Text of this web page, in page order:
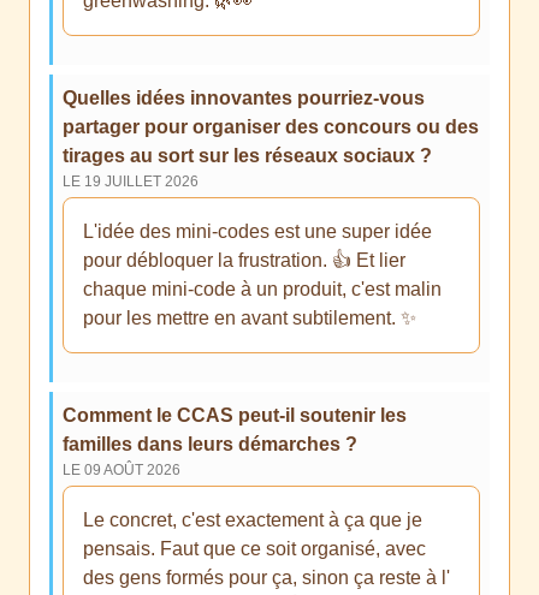
Quelles idées innovantes pourriez-vous
partager pour organiser des concours ou des
tirages au sort sur les réseaux sociaux ?
LE 19 JUILLET 2026
L'idée des mini-codes est une super idée
pour débloquer la frustration. 👍 Et lier
chaque mini-code à un produit, c'est malin
pour les mettre en avant subtilement. ✨
Comment le CCAS peut-il soutenir les
familles dans leurs démarches ?
LE 09 AOÛT 2026
Le concret, c'est exactement à ça que je
pensais. Faut que ce soit organisé, avec
des gens formés pour ça, sinon ça reste à l'